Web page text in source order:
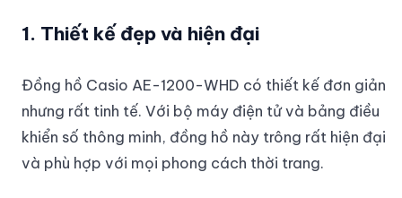
1. Thiết kế đẹp và hiện đại
Đồng hồ Casio AE-1200-WHD có thiết kế đơn giản
nhưng rất tinh tế. Với bộ máy điện tử và bảng điều
khiển số thông minh, đồng hồ này trông rất hiện đại
và phù hợp với mọi phong cách thời trang.